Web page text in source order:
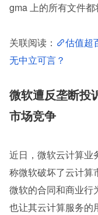
gma 上的所有文件都
关联阅读：
估值超
无中立可言？
微软遭反垄断投
市场竞争
近日，微软云计算业
称微软破坏了云计算
微软的合同和商业行
也让其云计算服务的